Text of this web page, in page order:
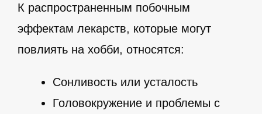
К распространенным побочным
эффектам лекарств, которые могут
повлиять на хобби, относятся:
Сонливость или усталость
Головокружение и проблемы с